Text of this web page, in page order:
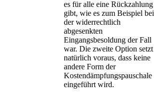
es für alle eine Rückzahlung
gibt, wie es zum Beispiel bei
der widerrechtlich
abgesenkten
Eingangsbesoldung der Fall
war. Die zweite Option setzt
natürlich voraus, dass keine
andere Form der
Kostendämpfungspauschale
eingeführt wird.